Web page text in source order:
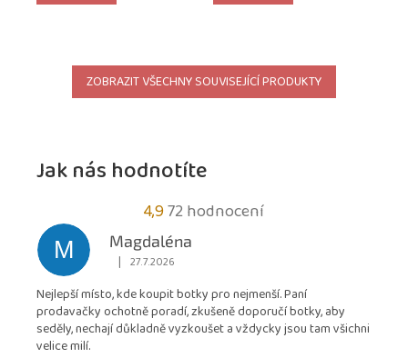
ZOBRAZIT VŠECHNY SOUVISEJÍCÍ PRODUKTY
Jak nás hodnotíte
4,9Průměrné
hodnocení
obchodu
4,9
z
72 hodnocení
M
Magdaléna
Hodnocení obchodu je 5 z 5 hvězdiček.
| 27.7.2026
Nejlepší místo, kde koupit botky pro nejmenší. Paní
prodavačky ochotně poradí, zkušeně doporučí botky, aby
seděly, nechají důkladně vyzkoušet a vždycky jsou tam všichni
velice milí.